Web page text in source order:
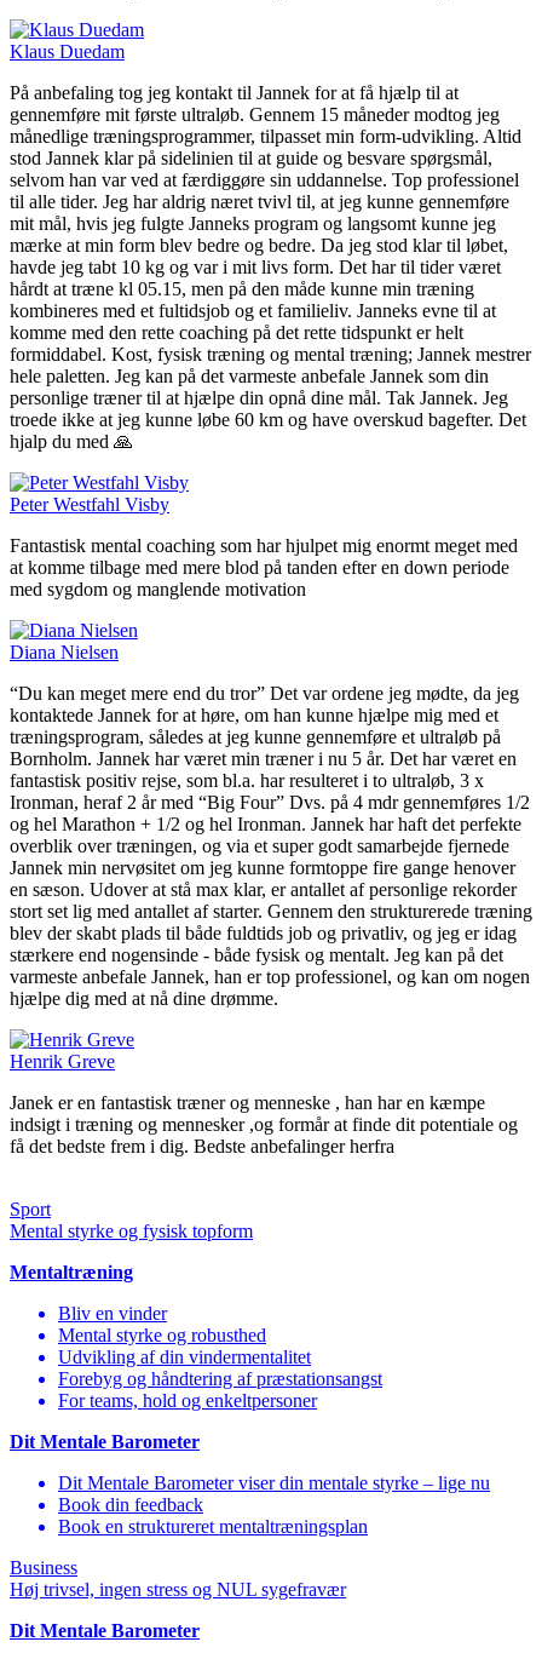
Klaus Duedam
På anbefaling tog jeg kontakt til Jannek for at få hjælp til at
gennemføre mit første ultraløb. Gennem 15 måneder modtog jeg
månedlige træningsprogrammer, tilpasset min form-udvikling. Altid
stod Jannek klar på sidelinien til at guide og besvare spørgsmål,
selvom han var ved at færdiggøre sin uddannelse. Top professionel
til alle tider. Jeg har aldrig næret tvivl til, at jeg kunne gennemføre
mit mål, hvis jeg fulgte Janneks program og langsomt kunne jeg
mærke at min form blev bedre og bedre. Da jeg stod klar til løbet,
havde jeg tabt 10 kg og var i mit livs form. Det har til tider været
hårdt at træne kl 05.15, men på den måde kunne min træning
kombineres med et fultidsjob og et familieliv. Janneks evne til at
komme med den rette coaching på det rette tidspunkt er helt
formiddabel. Kost, fysisk træning og mental træning; Jannek mestrer
hele paletten. Jeg kan på det varmeste anbefale Jannek som din
personlige træner til at hjælpe din opnå dine mål. Tak Jannek. Jeg
troede ikke at jeg kunne løbe 60 km og have overskud bagefter. Det
hjalp du med 🙏
Peter Westfahl Visby
Fantastisk mental coaching som har hjulpet mig enormt meget med
at komme tilbage med mere blod på tanden efter en down periode
med sygdom og manglende motivation
Diana Nielsen
“Du kan meget mere end du tror” Det var ordene jeg mødte, da jeg
kontaktede Jannek for at høre, om han kunne hjælpe mig med et
træningsprogram, således at jeg kunne gennemføre et ultraløb på
Bornholm. Jannek har været min træner i nu 5 år. Det har været en
fantastisk positiv rejse, som bl.a. har resulteret i to ultraløb, 3 x
Ironman, heraf 2 år med “Big Four” Dvs. på 4 mdr gennemføres 1/2
og hel Marathon + 1/2 og hel Ironman. Jannek har haft det perfekte
overblik over træningen, og via et super godt samarbejde fjernede
Jannek min nervøsitet om jeg kunne formtoppe fire gange henover
en sæson. Udover at stå max klar, er antallet af personlige rekorder
stort set lig med antallet af starter. Gennem den strukturerede træning
blev der skabt plads til både fuldtids job og privatliv, og jeg er idag
stærkere end nogensinde - både fysisk og mentalt. Jeg kan på det
varmeste anbefale Jannek, han er top professionel, og kan om nogen
hjælpe dig med at nå dine drømme.
Henrik Greve
Janek er en fantastisk træner og menneske , han har en kæmpe
indsigt i træning og mennesker ,og formår at finde dit potentiale og
få det bedste frem i dig. Bedste anbefalinger herfra
Sport
Mental styrke og fysisk topform
Mentaltræning
Bliv en vinder
Mental styrke og robusthed
Udvikling af din vindermentalitet
Forebyg og håndtering af præstationsangst
For teams, hold og enkeltpersoner
Dit Mentale Barometer
Dit Mentale Barometer viser din mentale styrke – lige nu
Book din feedback
Book en struktureret mentaltræningsplan
Business
Høj trivsel, ingen stress og NUL sygefravær
Dit Mentale Barometer